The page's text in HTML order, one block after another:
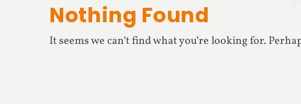
Nothing Found
It seems we can’t find what you’re looking for.